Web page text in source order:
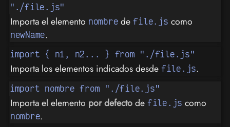
"./file.js"
Importa el elemento nombre defile.js como
newName.
import { n1, n2... } from "./file.js"
Importa los elementos indicados desde file.js.
import nombre from "./file.js"
Importa el elemento por defectode file.js como
nombre.